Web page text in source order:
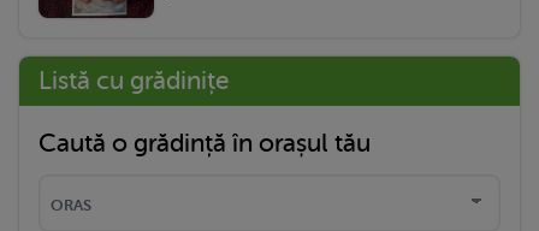
Listă cu grădinițe
Caută o grădință în orașul tău